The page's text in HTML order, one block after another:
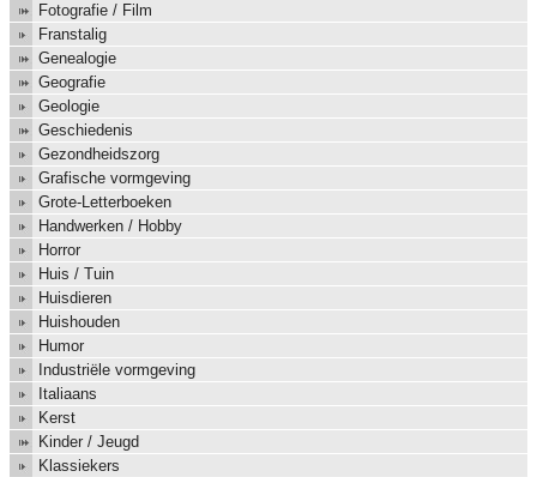
Fotografie / Film
Franstalig
Genealogie
Geografie
Geologie
Geschiedenis
Gezondheidszorg
Grafische vormgeving
Grote-Letterboeken
Handwerken / Hobby
Horror
Huis / Tuin
Huisdieren
Huishouden
Humor
Industriële vormgeving
Italiaans
Kerst
Kinder / Jeugd
Klassiekers